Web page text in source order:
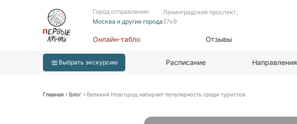
Город отправления:
Москва и другие города
Ленинградский проспект,
37к9
Онлайн-табло Отзывы
Выбрать экскурсию Расписание Направления
Главная Блог Великий Новгород набирает популярность среди туристов